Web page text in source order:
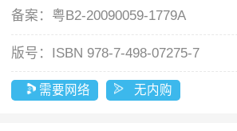
备案： 粤B2-20090059-1779A
版号： ISBN 978-7-498-07275-7
需要网络 无内购